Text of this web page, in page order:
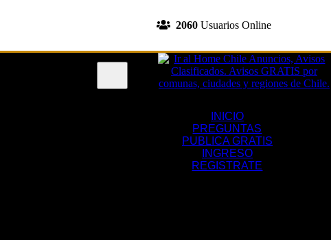
2060Usuarios Online
INICIO
PREGUNTAS
PUBLICA GRATIS
INGRESO
REGISTRATE